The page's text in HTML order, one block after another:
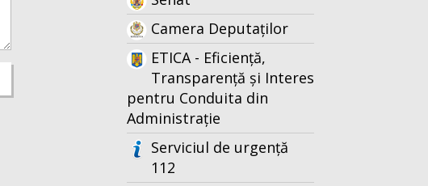
Camera Deputaților
ETICA - Eficiență,
Transparență și Interes
pentru Conduita din
Administrație
Serviciul de urgență
112